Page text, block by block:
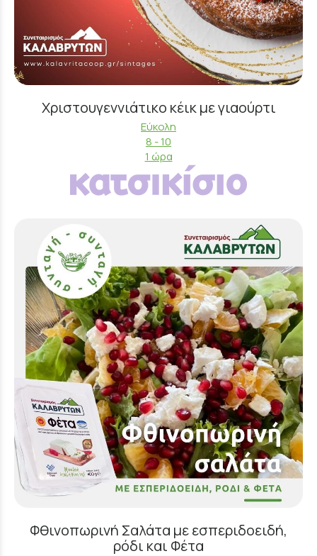
Χριστουγεννιάτικο κέικ με γιαούρτι
Εύκολη
8 - 10
1 ώρα
Φθινοπωρινή Σαλάτα με εσπεριδοειδή,
ρόδι και Φέτα